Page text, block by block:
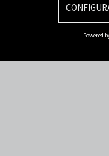
Mapa del sitio
Integrity Line
Powered